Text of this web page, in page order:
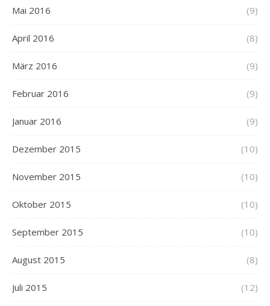
Mai 2016 (9)
April 2016 (8)
März 2016 (9)
Februar 2016 (9)
Januar 2016 (9)
Dezember 2015 (10)
November 2015 (10)
Oktober 2015 (10)
September 2015 (10)
August 2015 (8)
Juli 2015 (12)